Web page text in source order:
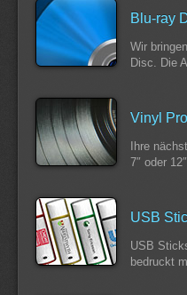
Blu-ray
Wir
Disc. Die
Vinyl
Ihre
7″ oder
USB
USB
bedruckt